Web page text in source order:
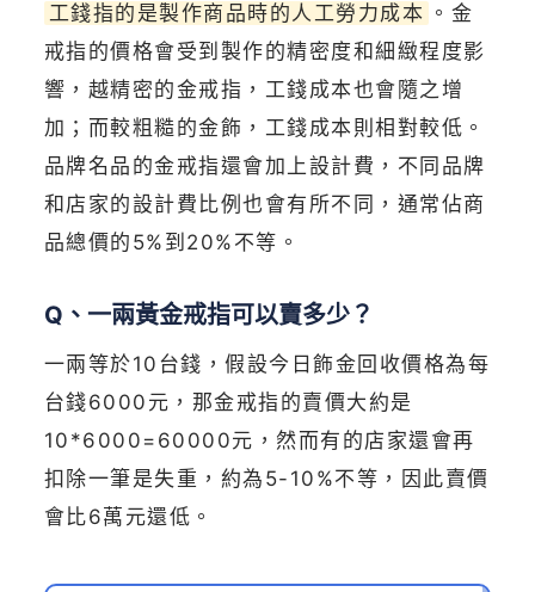
工錢指的是製作商品時的人工勞力成本 。金
戒指的價格會受到製作的精密度和細緻程度影
響，越精密的金戒指，工錢成本也會隨之增
加；而較粗糙的金飾，工錢成本則相對較低。
品牌名品的金戒指還會加上設計費，不同品牌
和店家的設計費比例也會有所不同，通常佔商
品總價的5%到20%不等。
Q、一兩黃金戒指可以賣多少？
一兩等於10台錢，假設今日飾金回收價格為每
台錢6000元，那金戒指的賣價大約是
10*6000=60000元，然而有的店家還會再
扣除一筆是失重，約為5-10%不等，因此賣價
會比6萬元還低。